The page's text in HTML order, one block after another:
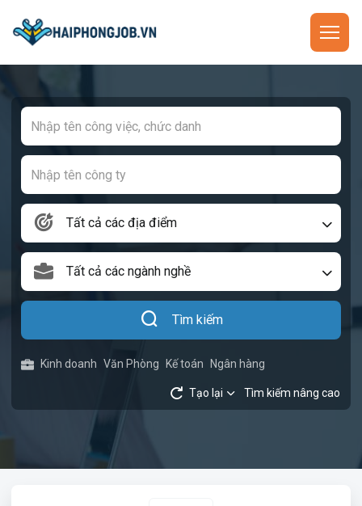
Tất cả các địa điểm
Tất cả các ngành nghề
Tìm kiếm
Kinh doanh Văn Phòng Kế toán Ngân hàng
Tạo lại Tìm kiếm nâng cao